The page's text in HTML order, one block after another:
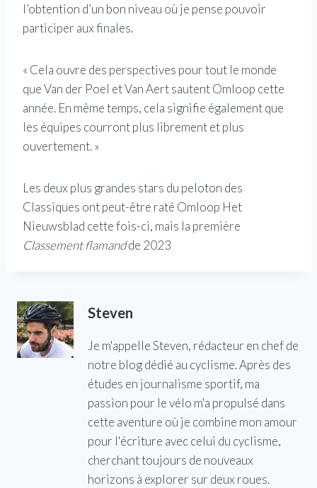
l’obtention d’un bon niveau où je pense pouvoir
participer aux finales.
« Cela ouvre des perspectives pour tout le monde
que Van der Poel et Van Aert sautent Omloop cette
année. En même temps, cela signifie également que
les équipes courront plus librement et plus
ouvertement. »
Les deux plus grandes stars du peloton des
Classiques ont peut-être raté Omloop Het
Nieuwsblad cette fois-ci, mais la première
Classement flamandde 2023
Steven
Je m'appelle Steven, rédacteur en chef de
notre blog dédié au cyclisme. Après des
études en journalisme sportif, ma
passion pour le vélo m'a propulsé dans
cette aventure où je combine mon amour
pour l'écriture avec celui du cyclisme,
cherchant toujours de nouveaux
horizons à explorer sur deux roues.